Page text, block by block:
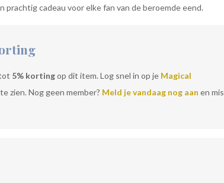
prachtig cadeau voor elke fan van de beroemde eend.
5% kortingop dit item. Log snel in op je Magical
zien. Nog geen member? Meld je vandaag nog aan en mis